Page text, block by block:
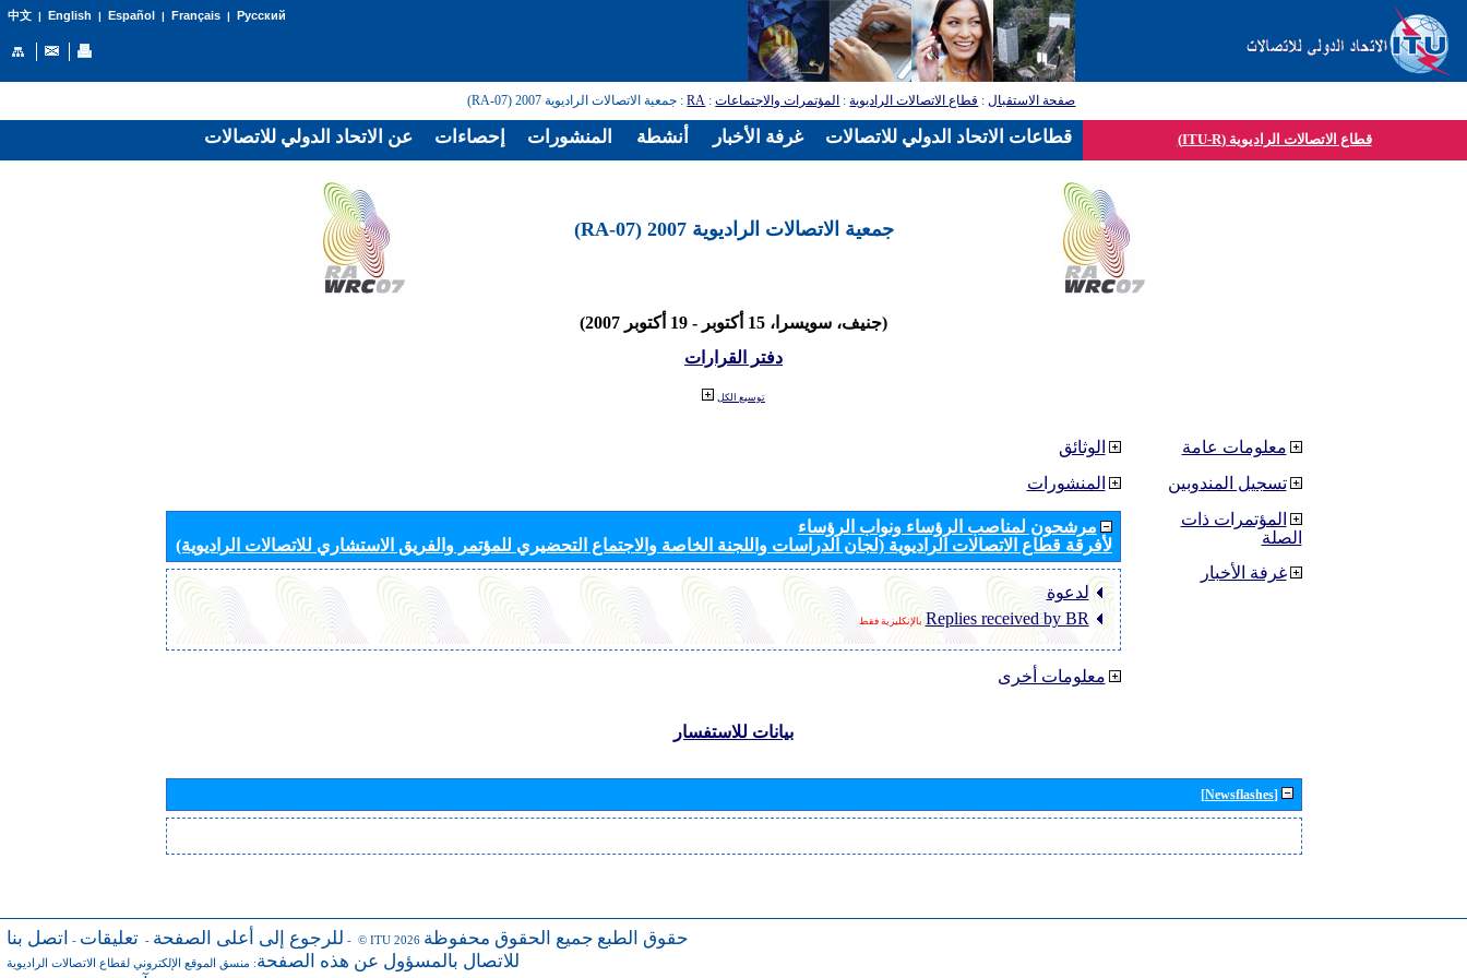
中文| English | Español | Français| Русский
صفحة الاستقبال: قطاع الاتصالات الراديوية: المؤتمرات والاجتماعات:
RA: جمعية الاتصالات الراديوية 2007 (RA-07)
قطاع الاتصالات الراديوية (ITU-R)
جمعية الاتصالات الراديوية 2007 (RA-07)
(جنيف، سويسرا، 15 أكتوبر - 19 أكتوبر 2007)
دفتر القرارات
توسيع الكل
الوثائق
المنشورات
مرشحون لمناصب الرؤساء ونواب الرؤساء
لأفرقة قطاع الاتصالات الراديوية (لجان الدراسات واللجنة الخاصة والاجتماع التحضيري للمؤتمر والفريق الاستشاري للاتصالات الراديوية)
لدعوة
Replies received by BR بالإنكليزية فقط
معلومات أخرى
معلومات عامة
تسجيل المندوبين
المؤتمرات ذات
الصلة
غرفة الأخبار
بيانات للاستفسار
[Newsflashes]
للرجوع إلى أعلى الصفحة - تعليقات - اتصل بنا - © ITU 2026 حقوق الطبع جميع الحقوق محفوظة
للاتصال بالمسؤول عن هذه الصفحة: منسق الموقع الإلكتروني لقطاع الاتصالات الراديوية
عن الاتحاد الدولي للاتصالات إحصاءات المنشورات أنشطة غرفة الأخبار قطاعات الاتحاد الدولي للاتصالات